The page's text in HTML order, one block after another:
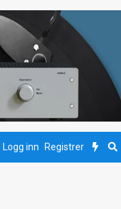
Logg inn Registrer